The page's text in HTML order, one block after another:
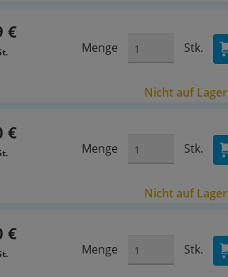
€
Menge Stk.
Nicht auf Lager
€
Menge Stk.
Nicht auf Lager
€
Menge Stk.